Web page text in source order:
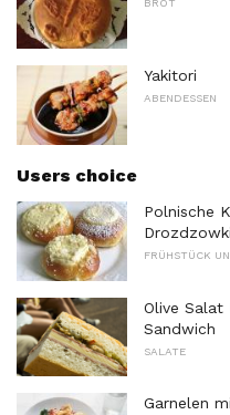
BROT
Yakitori
ABENDESSEN
Users choice
Polnische
FRÜHSTÜCK
Olive
Sandwich
SALATE
Garnelen